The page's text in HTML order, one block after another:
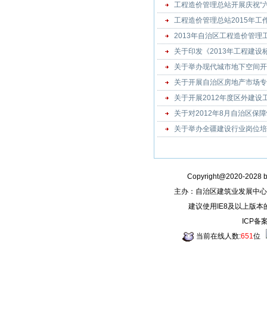
工程造价管理总站开展庆祝“
工程造价管理总站2015年工
2013年自治区工程造价管理
关于印发《2013年工程建设
关于举办现代城市地下空间
关于开展自治区房地产市场
关于开展2012年度区外建设
关于对2012年8月自治区保
关于举办全疆建设行业岗位
Copyright@2020-2028
主办：自治区建筑业发展中
建议使用IE8及以上版本
ICP备
当前在线人数:651位